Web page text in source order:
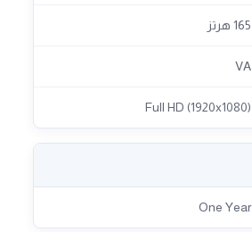
165 هرتز
VA
Full HD (1920x1080)
One Year